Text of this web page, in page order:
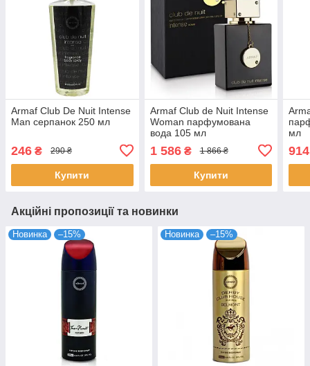
Armaf Club De Nuit Intense
Man серпанок 250 мл
246 ₴ 290 ₴
Купити
Armaf Club de Nuit Intense
Woman парфумована
вода 105 мл
1 586₴ 1 866 ₴
Купити
мл
914
Акційні пропозиції та новинки
Новинка –15% Новинка –15%